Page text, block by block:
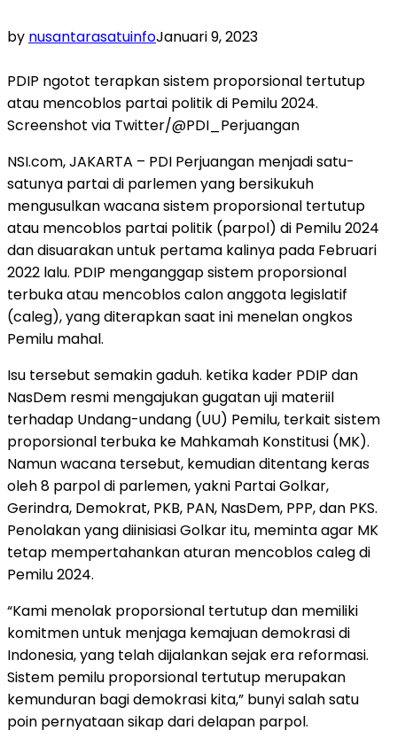
by nusantarasatuinfoJanuari 9, 2023
PDIP ngotot terapkan sistem proporsional tertutup
atau mencoblos partai politik di Pemilu 2024.
Screenshot via Twitter/@PDI_Perjuangan
NSI.com, JAKARTA – PDI Perjuangan menjadi satu-
satunya partai di parlemen yang bersikukuh
mengusulkan wacana sistem proporsional tertutup
atau mencoblos partai politik (parpol) di Pemilu 2024
dan disuarakan untuk pertama kalinya pada Februari
2022 lalu. PDIP menganggap sistem proporsional
terbuka atau mencoblos calon anggota legislatif
(caleg), yang diterapkan saat ini menelan ongkos
Pemilu mahal.
Isu tersebut semakin gaduh. ketika kader PDIP dan
NasDem resmi mengajukan gugatan uji materiil
terhadap Undang-undang (UU) Pemilu, terkait sistem
proporsional terbuka ke Mahkamah Konstitusi (MK).
Namun wacana tersebut, kemudian ditentang keras
oleh 8 parpol di parlemen, yakni Partai Golkar,
Gerindra, Demokrat, PKB, PAN, NasDem, PPP, dan PKS.
Penolakan yang diinisiasi Golkar itu, meminta agar MK
tetap mempertahankan aturan mencoblos caleg di
Pemilu 2024.
“Kami menolak proporsional tertutup dan memiliki
komitmen untuk menjaga kemajuan demokrasi di
Indonesia, yang telah dijalankan sejak era reformasi.
Sistem pemilu proporsional tertutup merupakan
kemunduran bagi demokrasi kita,” bunyi salah satu
poin pernyataan sikap dari delapan parpol.